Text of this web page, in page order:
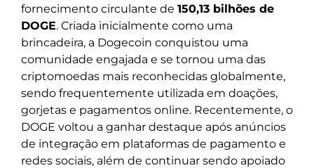
fornecimento circulante de 150,13 bilhões de
DOGE. Criada inicialmente como uma
brincadeira, a Dogecoin conquistou uma
comunidade engajada e se tornou uma das
criptomoedas mais reconhecidas globalmente,
sendo frequentemente utilizada em doações,
gorjetas e pagamentos online. Recentemente, o
DOGE voltou a ganhar destaque após anúncios
de integração em plataformas de pagamento e
redes sociais, além de continuar sendo apoiado